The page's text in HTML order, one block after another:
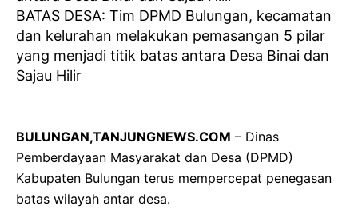
BATAS DESA: Tim DPMD Bulungan, kecamatan
dan kelurahan melakukan pemasangan 5 pilar
yang menjadi titik batas antara Desa Binai dan
Sajau Hilir
BULUNGAN,TANJUNGNEWS.COM – Dinas
Pemberdayaan Masyarakat dan Desa (DPMD)
Kabupaten Bulungan terus mempercepat penegasan
batas wilayah antar desa.